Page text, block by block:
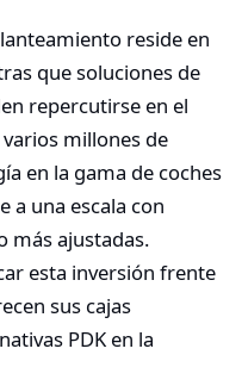
reside en
que soluciones de
repercutirse en el
millones de
en la gama de coches
a una escala con
más ajustadas.
esta inversión frente
sus cajas
PDK en la